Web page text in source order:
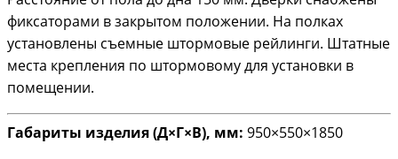
фиксаторами в закрытом положении. На полках
установлены съемные штормовые рейлинги. Штатные
места крепления по штормовому для установки в
помещении.
Габариты изделия (Д×Г×В), мм: 950×550×1850